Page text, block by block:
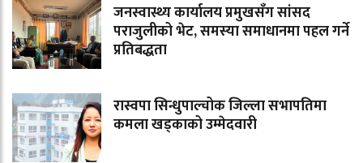
जनस्वास्थ्य कार्यालय प्रमुखसँग सांसद
पराजुलीको भेट, समस्या समाधानमा पहल गर्ने
प्रतिबद्धता
रास्वपा सिन्धुपाल्चोक जिल्ला सभापतिमा
कमला खड्काको उम्मेदवारी